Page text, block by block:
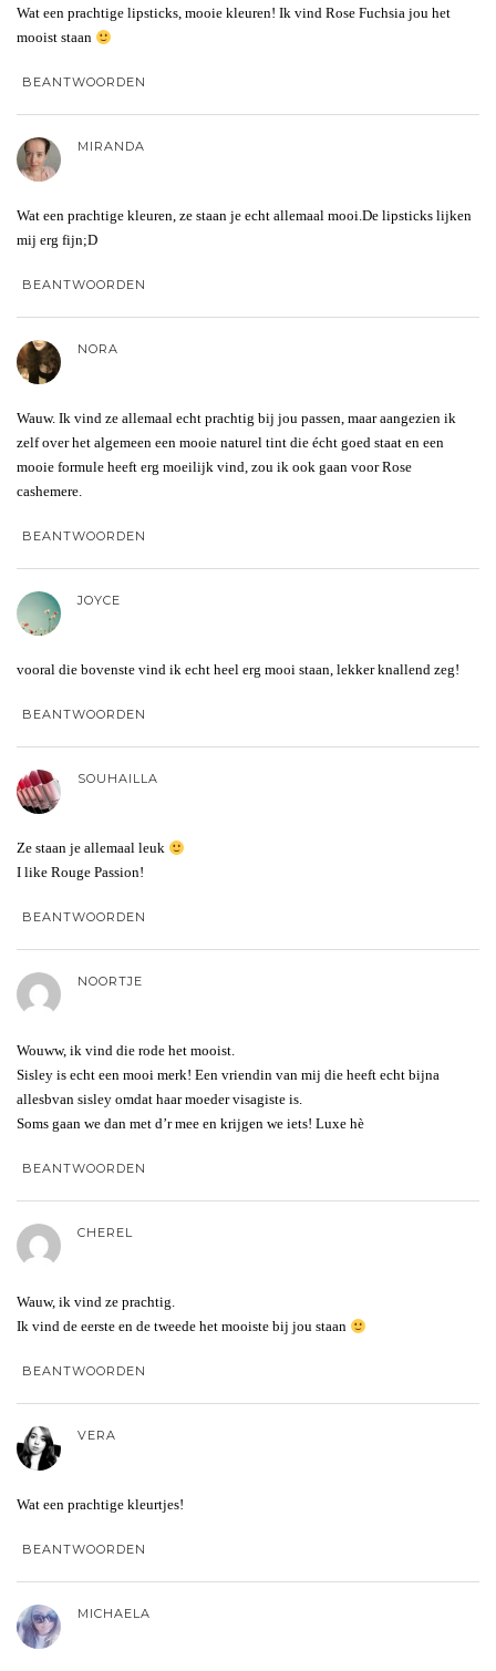
Wat een prachtige lipsticks, mooie kleuren! Ik vind Rose Fuchsia jou het
mooist staan
BEANTWOORDEN
MIRANDA
Wat een prachtige kleuren, ze staan je echt allemaal mooi.De lipsticks lijken
mij erg fijn;D
BEANTWOORDEN
NORA
Wauw. Ik vind ze allemaal echt prachtig bij jou passen, maar aangezien ik
zelf over het algemeen een mooie naturel tint die écht goed staat en een
mooie formule heeft erg moeilijk vind, zou ik ook gaan voor Rose
cashemere.
BEANTWOORDEN
JOYCE
vooral die bovenste vind ik echt heel erg mooi staan, lekker knallend zeg!
BEANTWOORDEN
SOUHAILLA
Ze staan je allemaal leuk
I like Rouge Passion!
BEANTWOORDEN
NOORTJE
Wouww, ik vind die rode het mooist.
Sisley is echt een mooi merk! Een vriendin van mij die heeft echt bijna
allesbvan sisley omdat haar moeder visagiste is.
Soms gaan we dan met d’r mee en krijgen we iets! Luxe hè
BEANTWOORDEN
CHEREL
Wauw, ik vind ze prachtig.
Ik vind de eerste en de tweede het mooiste bij jou staan
BEANTWOORDEN
VERA
Wat een prachtige kleurtjes!
BEANTWOORDEN
MICHAELA